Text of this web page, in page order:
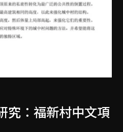
究：福新村中文項